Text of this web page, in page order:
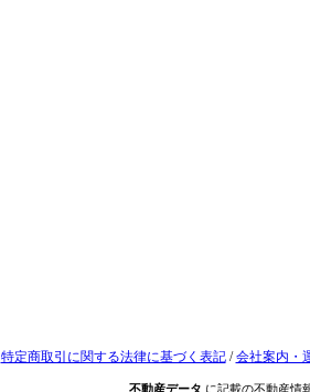
特定商取引に関する法律に基づく表記/会社案内・
不動産データ に記載の不動産情